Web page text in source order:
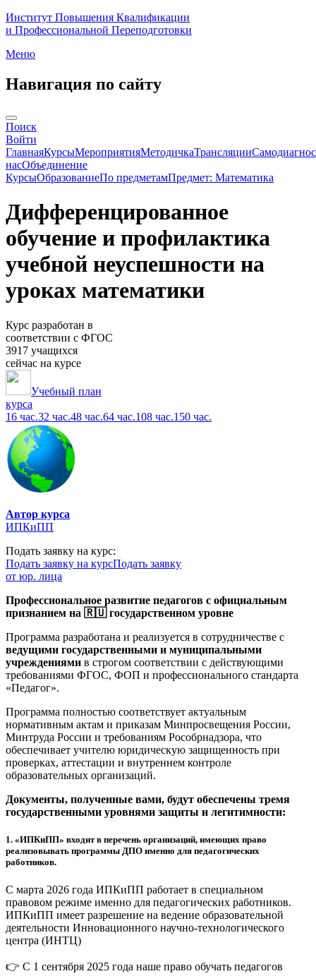
Институт Повышения Квалификации
и Профессиональной Переподготовки
Меню
Навигация по сайту
Поиск
Войти
ГлавнаяКурсыМероприятияМетодичкаТрансляции
насОбъединение
КурсыОбразованиеПо предметамПредмет: Математика
Дифференцированное
обучение и профилактика
учебной неуспешности на
уроках математики
Курс разработан в
соответствии с ФГОС
3917 учащихся
сейчас на курсе
Учебный план
курса
16 час.32 час.48 час.64 час.108 час.150 час.
Автор курса
ИПКиПП
Подать заявку на курс:
Подать заявку на курсПодать заявку
от юр. лица
Профессиональное развитие педагогов с официальным
признанием на 🇷🇺 государственном уровне
Программа разработана и реализуется в сотрудничестве с
ведущими государственными и муниципальными
учреждениями в строгом соответствии с действующими
требованиями ФГОС, ФОП и профессионального стандарта
«Педагог».
Программа полностью соответствует актуальным
нормативным актам и приказам Минпросвещения России,
Минтруда России и требованиям Рособрнадзора, что
обеспечивает учителю юридическую защищенность при
проверках, аттестации и внутреннем контроле
образовательных организаций.
Документы, полученные вами, будут обеспечены тремя
государственными уровнями защиты и легитимности:
1. «ИПКиПП» входит в перечень организаций, имеющих право
реализовывать программы ДПО именно для педагогических
работников.
С марта 2026 года ИПКиПП работает в специальном
правовом режиме именно для педагогических работников.
ИПКиПП имеет разрешение на ведение образовательной
деятельности Инновационного научно-технологического
центра (ИНТЦ)
👉 С 1 сентября 2025 года наше право обучать педагогов